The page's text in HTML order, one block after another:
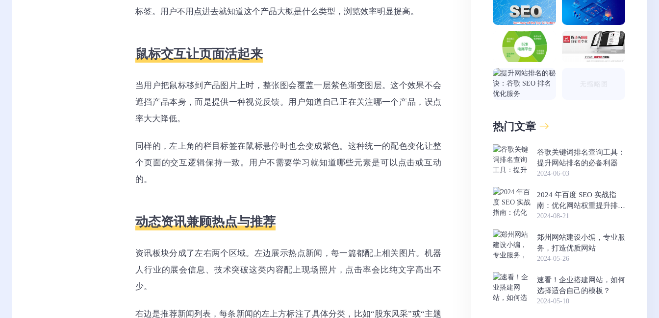
标签。用户不用点进去就知道这个产品大概是什么类型，浏览效率明显提高。
鼠标交互让页面活起来
当用户把鼠标移到产品图片上时，整张图会覆盖一层紫色渐变图层。这个效果不会
遮挡产品本身，而是提供一种视觉反馈。用户知道自己正在关注哪一个产品，误点
率大大降低。
同样的，左上角的栏目标签在鼠标悬停时也会变成紫色。这种统一的配色变化让整
个页面的交互逻辑保持一致。用户不需要学习就知道哪些元素是可以点击或互动
的。
动态资讯兼顾热点与推荐
资讯板块分成了左右两个区域。左边展示热点新闻，每一篇都配上相关图片。机器
人行业的展会信息、技术突破这类内容配上现场照片，点击率会比纯文字高出不
少。
右边是推荐新闻列表，每条新闻的左上方标注了具体分类，比如“股东风采”或“主题
热门文章
谷歌关键词排名查询工具：
提升网站排名的必备利器
2024-06-03
2024 年百度 SEO 实战指
南：优化网站权重提升排名
的方法
2024-08-21
郑州网站建设小编，专业服
务，打造优质网站
2024-05-26
速看！企业搭建网站，如何
选择适合自己的模板？
2024-05-10